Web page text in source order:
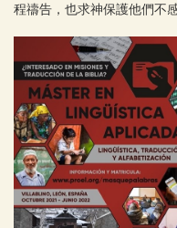
程禱告，也求神保護他們不